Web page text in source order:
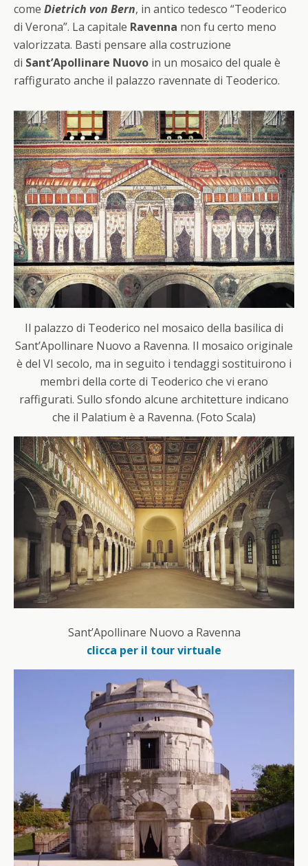
come Dietrich von Bern, in antico tedesco “Teoderico
di Verona”. La capitale Ravenna non fu certo meno
valorizzata. Basti pensare alla costruzione
di Sant’Apollinare Nuovo in un mosaico del quale è
raffigurato anche il palazzo ravennate di Teoderico.
Il palazzo di Teoderico nel mosaico della basilica di
Sant’Apollinare Nuovo a Ravenna. Il mosaico originale
è del VI secolo, ma in seguito i tendaggi sostituirono i
membri della corte di Teoderico che vi erano
raffigurati. Sullo sfondo alcune architetture indicano
che il Palatium è a Ravenna. (Foto Scala)
Sant’Apollinare Nuovo a Ravenna
clicca per il tour virtuale